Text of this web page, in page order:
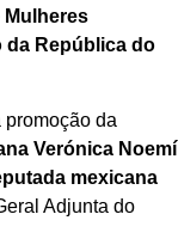
Mulheres
da República do
da
Verónica Noemí
mexicana
Adjunta do